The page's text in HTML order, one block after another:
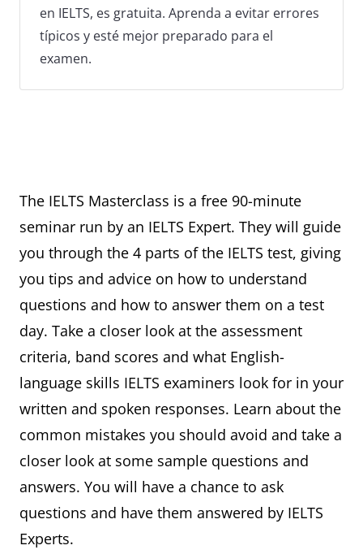
en IELTS, es gratuita. Aprenda a evitar errores
típicos y esté mejor preparado para el
examen.
The IELTS Masterclass is a free 90-minute
seminar run by an IELTS Expert. They will guide
you through the 4 parts of the IELTS test, giving
you tips and advice on how to understand
questions and how to answer them on a test
day. Take a closer look at the assessment
criteria, band scores and what English-
language skills IELTS examiners look for in your
written and spoken responses. Learn about the
common mistakes you should avoid and take a
closer look at some sample questions and
answers. You will have a chance to ask
questions and have them answered by IELTS
Experts.